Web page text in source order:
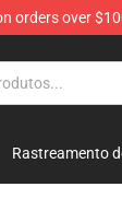
orders over
Rastreamento